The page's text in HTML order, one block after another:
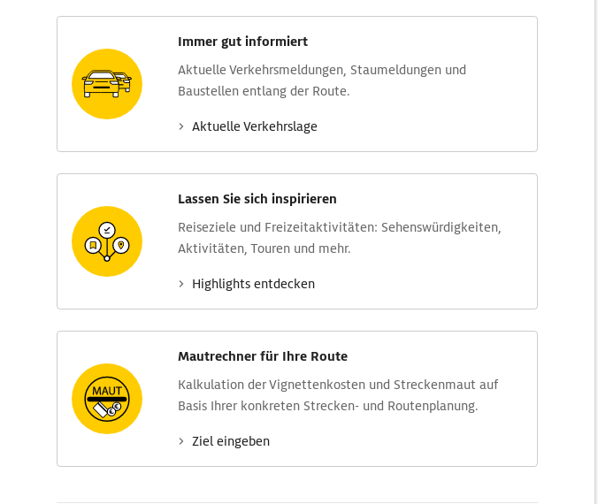
Immer gut informiert
Aktuelle Verkehrs­meldungen, Stau­meldungen und
Baustellen entlang der Route.
Aktuelle Verkehrs­lage
Lassen Sie sich inspirieren
Reise­ziele und Freizeit­aktivitäten: Sehens­würdig­keiten,
Aktivitäten, Touren und mehr.
Highlights entdecken
Mautrechner für Ihre Route
Kalkulation der Vignettenkosten und Streckenmaut auf
Basis Ihrer konkreten Strecken- und Routenplanung.
Ziel eingeben